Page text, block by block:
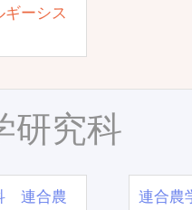
ーシス
研究科
連合農
連合農